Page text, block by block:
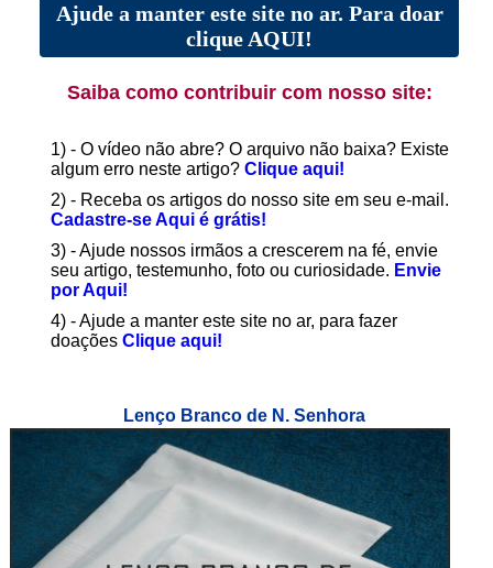
Ajude a manter este site no ar. Para doar
clique AQUI!
Saiba como contribuir com nosso site:
1) - O vídeo não abre? O arquivo não baixa? Existe
algum erro neste artigo? Clique aqui!
2) - Receba os artigos do nosso site em seu e-mail.
Cadastre-se Aqui é grátis!
3) - Ajude nossos irmãos a crescerem na fé, envie
seu artigo, testemunho, foto ou curiosidade. Envie
por Aqui!
4) - Ajude a manter este site no ar, para fazer
doações Clique aqui!
Lenço Branco de N. Senhora